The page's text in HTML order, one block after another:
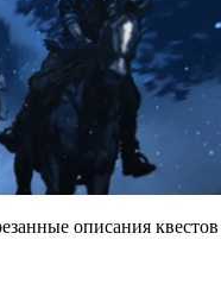
описания квестов